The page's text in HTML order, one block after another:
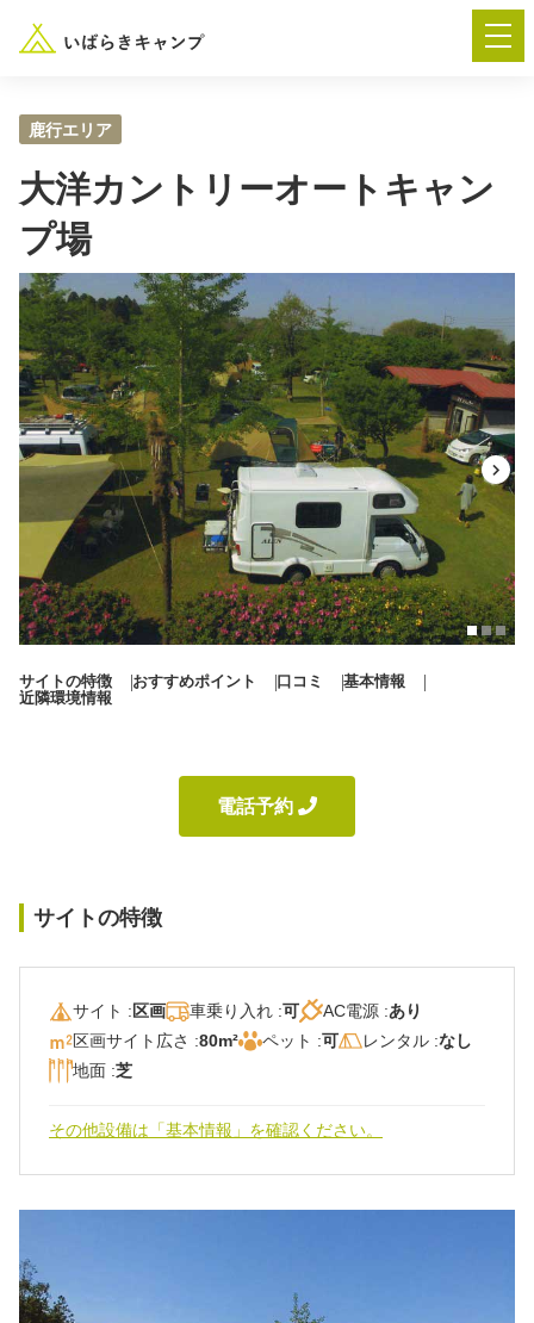
― AUTUMN FESTA 2026 ―
“いばらき”のキャンプ場を探す
楽しみ方 新着情報
イベント情報 春夏キャンプ
秋冬キャンプ 山間キャンプ
海辺キャンプ 川辺キャンプ
湖畔キャンプ
プライバシーポリシー
鹿行エリア
大洋カントリーオートキャン
プ場
サイトの特徴 おすすめポイント 口コミ
基本情報
近隣環境情報
電話予約
サイトの特徴
サイト :区画 車乗り入れ :可 AC電源 :あり
区画サイト広さ :80m² ペット :可 レンタル :なし
地面 :芝
その他設備は「基本情報」を確認ください。